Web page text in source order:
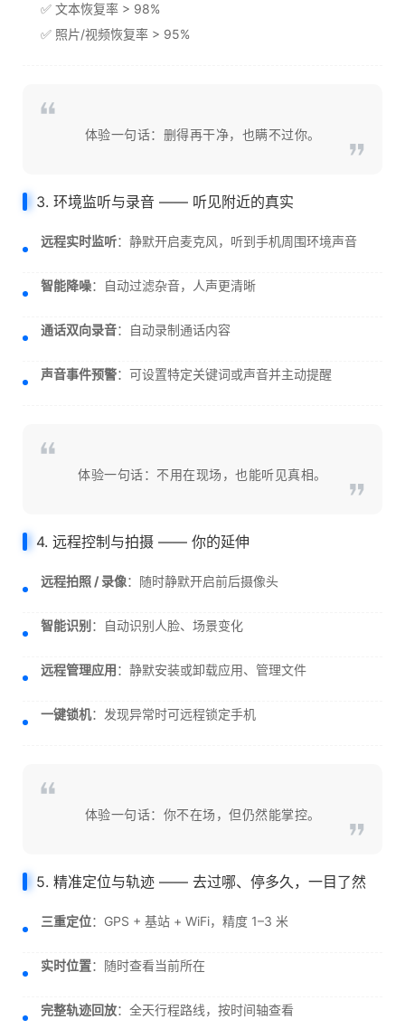
✅ 文本恢复率 > 98%
✅ 照片/视频恢复率 > 95%
体验一句话：删得再干净，也瞒不过你。
3. 环境监听与录音 —— 听见附近的真实
远程实时监听：静默开启麦克风，听到手机周围环境声音
智能降噪：自动过滤杂音，人声更清晰
通话双向录音：自动录制通话内容
声音事件预警：可设置特定关键词或声音并主动提醒
体验一句话：不用在现场，也能听见真相。
4. 远程控制与拍摄 —— 你的延伸
远程拍照 / 录像：随时静默开启前后摄像头
智能识别 ：自动识别人脸、场景变化
远程管理应用：静默安装或卸载应用、管理文件
一键锁机：发现异常时可远程锁定手机
体验一句话：你不在场，但仍然能掌控。
5. 精准定位与轨迹 —— 去过哪、停多久，一目了然
三重定位：GPS + 基站 + WiFi，精度 1–3 米
实时位置：随时查看当前所在
完整轨迹回放：全天行程路线，按时间轴查看